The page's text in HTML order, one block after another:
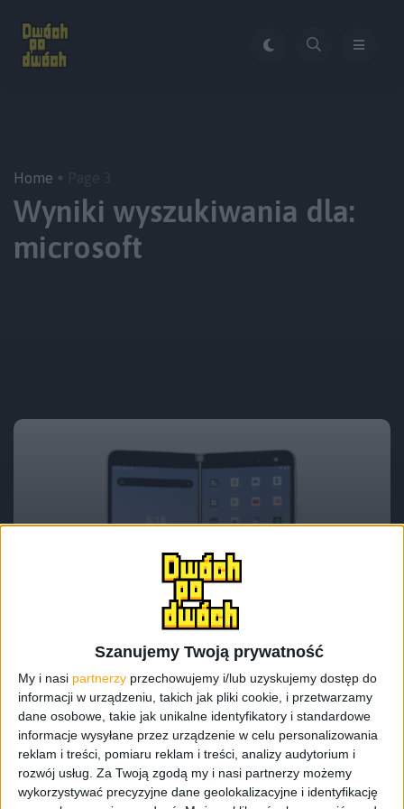
Szanujemy Twoją prywatność
My i nasi partnerzy przechowujemy i/lub uzyskujemy dostęp do
informacji w urządzeniu, takich jak pliki cookie, i przetwarzamy
dane osobowe, takie jak unikalne identyfikatory i standardowe
informacje wysyłane przez urządzenie w celu personalizowania
reklam i treści, pomiaru reklam i treści, analizy audytorium i
rozwój usług. Za Twoją zgodą my i nasi partnerzy możemy
wykorzystywać precyzyjne dane geolokalizacyjne i identyfikację
Home
Wyniki wyszukiwania dla:
microsoft
Microsoft Surface Duo – kiedy, gdzie, dla
kogo i dlaczego tak drogo?